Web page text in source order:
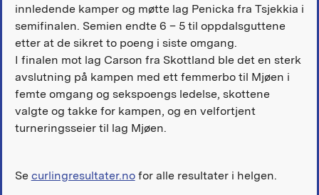
innledende kamper og møtte lag Penicka fra Tsjekkia i
semifinalen. Semien endte 6 – 5 til oppdalsguttene
etter at de sikret to poeng i siste omgang.
I finalen mot lag Carson fra Skottland ble det en sterk
avslutning på kampen med ett femmerbo til Mjøen i
femte omgang og sekspoengs ledelse, skottene
valgte og takke for kampen, og en velfortjent
turneringsseier til lag Mjøen.
Se curlingresultater.nofor alle resultater i helgen.